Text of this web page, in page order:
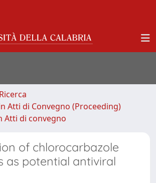
Atti di Convegno (Proceeding)
Atti di convegno
of chlorocarbazole
as potential antiviral